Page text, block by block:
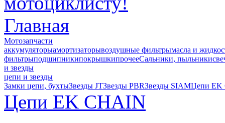
Главная
Мотозапчасти
аккумуляторыамортизаторывоздушные фильтрымасла и
фильтрыподшипникипокрышкипрочееСальники, пыльники
и звезды
цепи и звезды
Замки цепи, бухтыЗвезды JTЗвезды PBRЗвезды SIAMЦепи EK
Цепи EK CHAIN